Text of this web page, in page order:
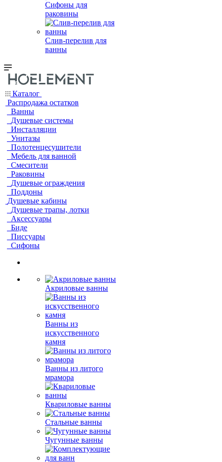
Сифоны для
раковины
Слив-перелив для
ванны
Каталог
Распродажа остатков
Ванны
Душевые системы
Инсталляции
Унитазы
Полотенцесушители
Мебель для ванной
Смесители
Раковины
Душевые ограждения
Поддоны
Душевые кабины
Душевые трапы, лотки
Аксессуары
Биде
Писсуары
Сифоны
Акриловые ванны
Ванны из
искусственного
камня
Ванны из литого
мрамора
Квариловые ванны
Стальные ванны
Чугунные ванны